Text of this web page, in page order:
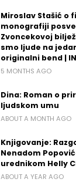
Miroslav Stašić o
monografiji
Zvoncekovoj
smo ljude na
originalni bend |
5 MONTHS AGO
Dina: Roman o
ljudskom umu
ABOUT A MONTH AGO
Knjigovanje:
Nenadom
urednikom Helly
ABOUT A YEAR AGO